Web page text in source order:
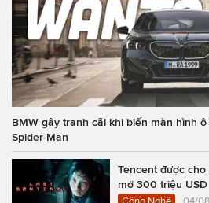
BMW gây tranh cãi khi biến màn hình
Spider-Man
Tencent được
mở 300 triệu USD